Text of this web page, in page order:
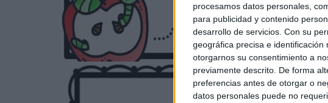
procesamos datos personales,
para publicidad y contenido
desarrollo de servicios. Con su
geográfica precisa e
otorgarnos su consentimiento a
previamente descrito. De forma
preferencias antes de otorgar o
datos personales puede no